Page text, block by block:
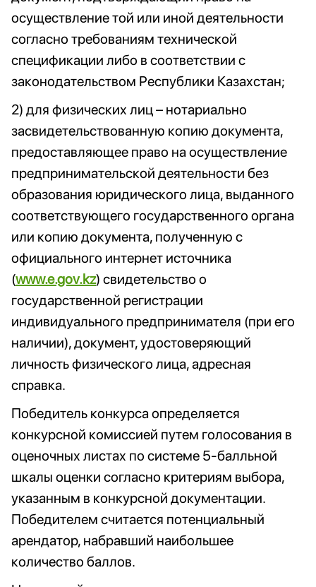
осуществление той или иной деятельности
согласно требованиям технической
спецификации либо в соответствии с
законодательством Республики Казахстан;
2) для физических лиц – нотариально
засвидетельствованную копию документа,
предоставляющее право на осуществление
предпринимательской деятельности без
образования юридического лица, выданного
соответствующего государственного органа
или копию документа, полученную с
официального интернет источника
(www.e.gov.kz) свидетельство о
государственной регистрации
индивидуального предпринимателя (при его
наличии), документ, удостоверяющий
личность физического лица, адресная
справка.
Победитель конкурса определяется
конкурсной комиссией путем голосования в
оценочных листах по системе 5-балльной
шкалы оценки согласно критериям выбора,
указанным в конкурсной документации.
Победителем считается потенциальный
арендатор, набравший наибольшее
количество баллов.